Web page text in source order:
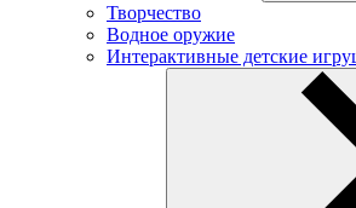
Творчество
Водное оружие
Интерактивные детские